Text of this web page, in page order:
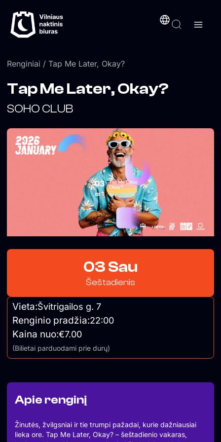
prie
turinio
Renginiai / Tap Me Later, Okay?
Apie renginį
Žinutės, žvilgsniai ir tie trumpi pažadai, kurie dažniausiai
lieka ore. Tap Me Later, Okay? – šeštadienio vakaras,
Tap Me Later, Okay?
SOHO CLUB
03 Sau
Šeštadienis
Vieta:Švitrigailos g. 7
Renginio pradžia:22:00
Kaina nuo:€7.00
(Bilietai parduodami prie durų)